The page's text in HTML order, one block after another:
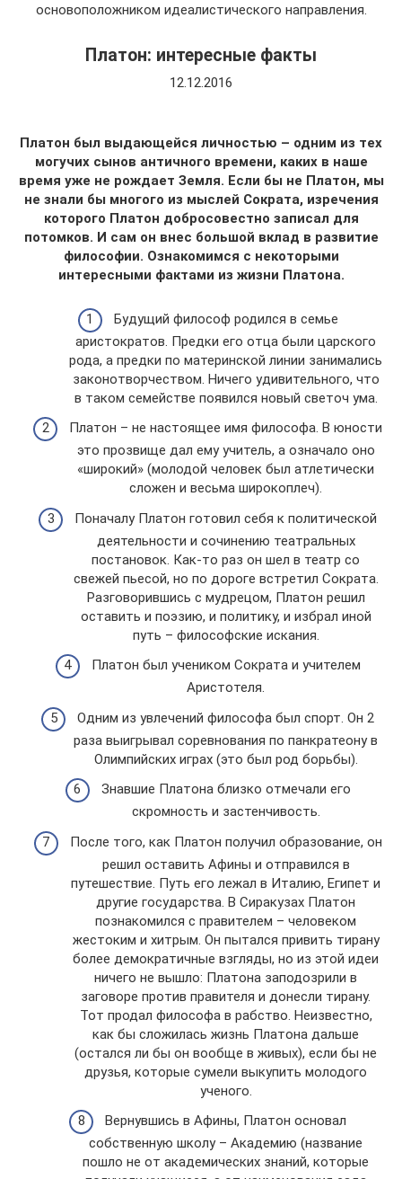
основоположником идеалистического направления.
Платон: интересные факты
12.12.2016
Платон был выдающейся личностью – одним из тех
могучих сынов античного времени, каких в наше
время уже не рождает Земля. Если бы не Платон, мы
не знали бы многого из мыслей Сократа, изречения
которого Платон добросовестно записал для
потомков. И сам он внес большой вклад в развитие
философии. Ознакомимся с некоторыми
интересными фактами из жизни Платона.
Будущий философ родился в семье
аристократов. Предки его отца были царского
рода, а предки по материнской линии занимались
законотворчеством. Ничего удивительного, что
в таком семействе появился новый светоч ума.
Платон – не настоящее имя философа. В юности
это прозвище дал ему учитель, а означало оно
«широкий» (молодой человек был атлетически
сложен и весьма широкоплеч).
Поначалу Платон готовил себя к политической
деятельности и сочинению театральных
постановок. Как-то раз он шел в театр со
свежей пьесой, но по дороге встретил Сократа.
Разговорившись с мудрецом, Платон решил
оставить и поэзию, и политику, и избрал иной
путь – философские искания.
Платон был учеником Сократа и учителем
Аристотеля.
Одним из увлечений философа был спорт. Он 2
раза выигрывал соревнования по панкратеону в
Олимпийских играх (это был род борьбы).
Знавшие Платона близко отмечали его
скромность и застенчивость.
После того, как Платон получил образование, он
решил оставить Афины и отправился в
путешествие. Путь его лежал в Италию, Египет и
другие государства. В Сиракузах Платон
познакомился с правителем – человеком
жестоким и хитрым. Он пытался привить тирану
более демократичные взгляды, но из этой идеи
ничего не вышло: Платона заподозрили в
заговоре против правителя и донесли тирану.
Тот продал философа в рабство. Неизвестно,
как бы сложилась жизнь Платона дальше
(остался ли бы он вообще в живых), если бы не
друзья, которые сумели выкупить молодого
ученого.
Вернувшись в Афины, Платон основал
собственную школу – Академию (название
пошло не от академических знаний, которые